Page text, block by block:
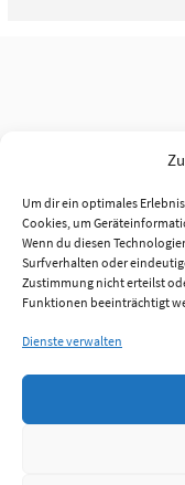
Um dir ein optimales
Cookies, um
Wenn du diesen
Surfverhalten oder
Zustimmung nicht erteilst
Funktionen beeinträchtigt
Dienste verwalten